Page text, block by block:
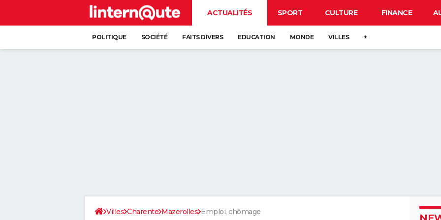
ACTUALITÉS SPORT CULTURE FINANCE
POLITIQUE SOCIÉTÉ FAITS DIVERS EDUCATION MONDE VILLES +
Villes Charente Mazerolles Emploi, chômage